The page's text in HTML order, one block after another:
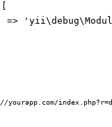
=>
yourapp.com/